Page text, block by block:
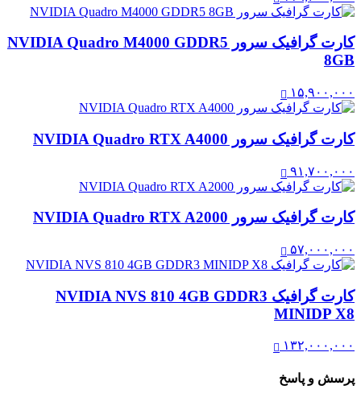
کارت گرافیک سرور NVIDIA Quadro M4000 GDDR5
8GB
۱۵,۹۰۰,۰۰۰
کارت گرافیک سرور NVIDIA Quadro RTX A4000
۹۱,۷۰۰,۰۰۰
کارت گرافیک سرور NVIDIA Quadro RTX A2000
۵۷,۰۰۰,۰۰۰
کارت گرافیک NVIDIA NVS 810 4GB GDDR3
MINIDP X8
۱۳۲,۰۰۰,۰۰۰
پرسش و پاسخ